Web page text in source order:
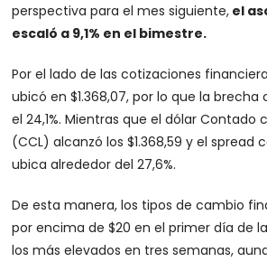
perspectiva para el mes siguiente, el
escaló a 9,1% en el bimestre.
Por el lado de las cotizaciones
ubicó en $1.368,07, por lo que la
el 24,1%. Mientras que el dólar Contado
(CCL) alcanzó los $1.368,59 y el spread
ubica alrededor del 27,6%.
De esta manera, los tipos de cambio
por encima de $20 en el primer día de
los más elevados en tres semanas,